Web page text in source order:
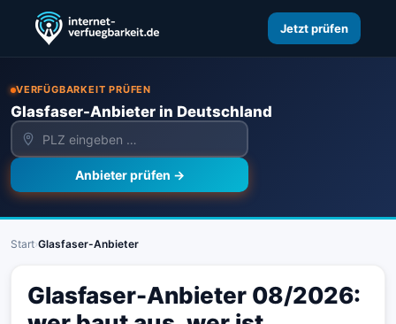
Jetzt prüfen
VERFÜGBARKEIT PRÜFEN
Glasfaser-Anbieter in Deutschland
Anbieter prüfen →
Start›Glasfaser-Anbieter
Glasfaser-Anbieter 08/2026: